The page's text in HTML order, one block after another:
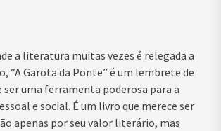
a literatura muitas vezes é relegada a
“A Garota da Ponte” é um lembrete de
ser uma ferramenta poderosa para a
e social. É um livro que merece ser
apenas por seu valor literário, mas